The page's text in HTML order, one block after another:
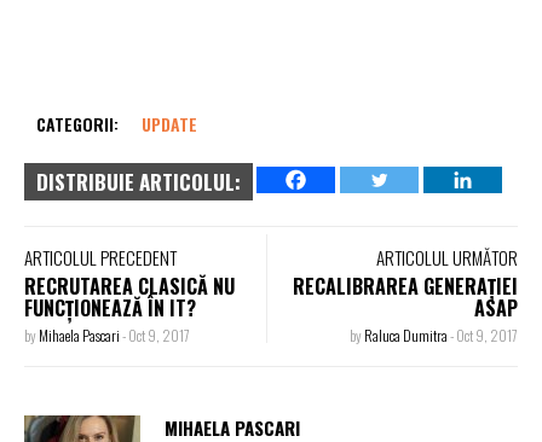
CATEGORII: UPDATE
DISTRIBUIE ARTICOLUL:
ARTICOLUL PRECEDENT
RECRUTAREA CLASICĂ NU
FUNCȚIONEAZĂ ÎN IT?
byMihaela Pascari-Oct 9, 2017
ARTICOLUL URMĂTOR
RECALIBRAREA GENERAȚIEI
ASAP
byRaluca Dumitra-Oct 9, 2017
MIHAELA PASCARI